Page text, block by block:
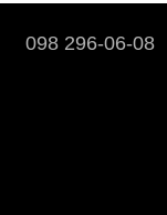
098 296-06-08